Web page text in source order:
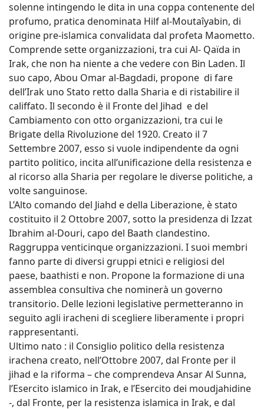
solenne intingendo le dita in una coppa contenente del
profumo, pratica denominata Hilf al-Moutaîyabin, di
origine pre-islamica convalidata dal profeta Maometto.
Comprende sette organizzazioni, tra cui Al- Qaïda in
Irak, che non ha niente a che vedere con Bin Laden. Il
suo capo, Abou Omar al-Bagdadi, propone di fare
dell’Irak uno Stato retto dalla Sharia e di ristabilire il
califfato. Il secondo è il Fronte del Jihad e del
Cambiamento con otto organizzazioni, tra cui le
Brigate della Rivoluzione del 1920. Creato il 7
Settembre 2007, esso si vuole indipendente da ogni
partito politico, incita all’unificazione della resistenza e
al ricorso alla Sharia per regolare le diverse politiche, a
volte sanguinose.
L’Alto comando del Jiahd e della Liberazione, è stato
costituito il 2 Ottobre 2007, sotto la presidenza di Izzat
Ibrahim al-Douri, capo del Baath clandestino.
Raggruppa venticinque organizzazioni. I suoi membri
fanno parte di diversi gruppi etnici e religiosi del
paese, baathisti e non. Propone la formazione di una
assemblea consultiva che nominerà un governo
transitorio. Delle lezioni legislative permetteranno in
seguito agli iracheni di scegliere liberamente i propri
rappresentanti.
Ultimo nato : il Consiglio politico della resistenza
irachena creato, nell’Ottobre 2007, dal Fronte per il
jihad e la riforma – che comprendeva Ansar Al Sunna,
l’Esercito islamico in Irak, e l’Esercito dei moudjahidine
-, dal Fronte, per la resistenza islamica in Irak, e dal